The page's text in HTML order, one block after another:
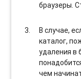
браузеры.
В случае,
каталог,
удаления в
чем